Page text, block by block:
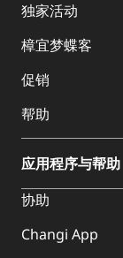
独家活动
樟宜梦蝶客
促销
帮助
应用程序与帮助
协助
Changi App